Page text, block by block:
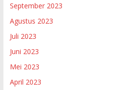
September 2023
Agustus 2023
Juli 2023
Juni 2023
Mei 2023
April 2023